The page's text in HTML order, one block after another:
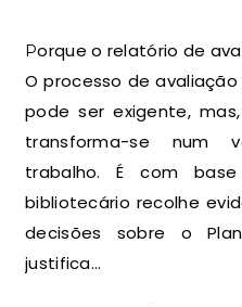
Porque o relatório de avaliação não é bicho papão!
O processo de
pode ser exigente,
transforma-se num
trabalho. É com
bibliotecário recolhe
decisões sobre o
justifica…